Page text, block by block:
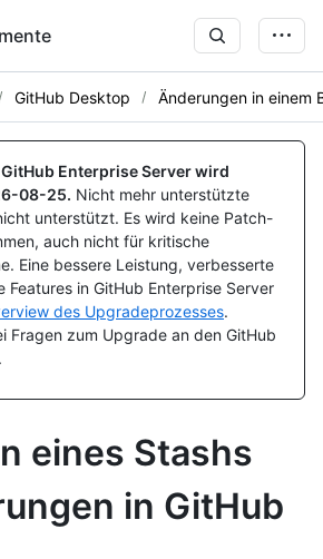
GitHub Desktop Änderungen in einem
Enterprise Server wird
08-25. Nicht mehr unterstützte
unterstützt. Es wird keine Patch-
auch nicht für kritische
Eine bessere Leistung, verbesserte
Features in GitHub Enterprise Server
des Upgradeprozesses.
Fragen zum Upgrade an den GitHub
eines Stashs
in GitHub